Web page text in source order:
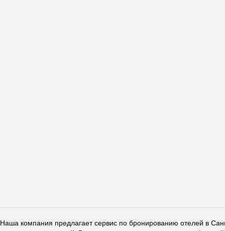
Наша компания предлагает сервис по бронированию отелей в